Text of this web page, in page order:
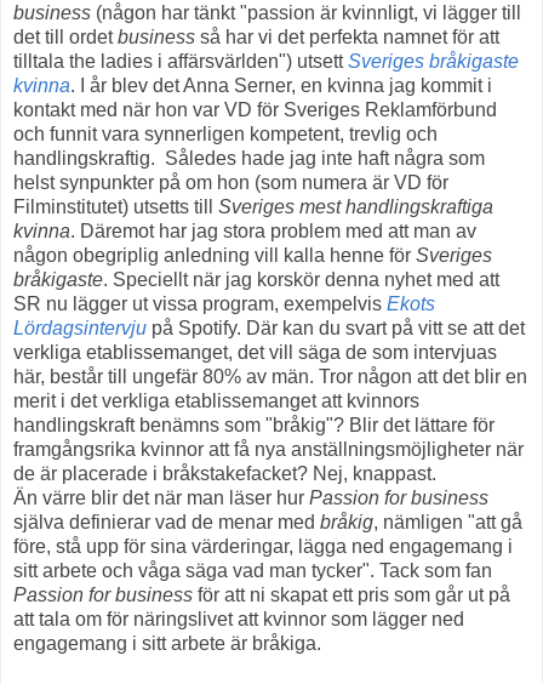
business (någon har tänkt "passion är kvinnligt, vi lägger till
det till ordetbusiness så har vi det perfekta namnet för att
tilltala the ladies i affärsvärlden") utsettSveriges bråkigaste
kvinna. I år blev det Anna Serner, en kvinna jag kommit i
kontakt med när hon var VD för Sveriges Reklamförbund
och funnit vara synnerligen kompetent, trevlig och
handlingskraftig. Således hade jag inte haft några som
helst synpunkter på om hon (som numera är VD för
Filminstitutet) utsetts till Sveriges mest handlingskraftiga
kvinna. Däremot har jag stora problem med att man av
någon obegriplig anledning vill kalla henne för Sveriges
bråkigaste. Speciellt när jag korskör denna nyhet med att
SR nu lägger ut vissa program, exempelvis Ekots
Lördagsintervju på Spotify. Där kan du svart på vitt se att det
verkliga etablissemanget, det vill säga de som intervjuas
här, består till ungefär 80% av män. Tror någon att det blir en
merit i det verkliga etablissemanget att kvinnors
handlingskraft benämns som "bråkig"? Blir det lättare för
framgångsrika kvinnor att få nya anställningsmöjligheter när
de är placerade i bråkstakefacket? Nej, knappast.
Än värre blir det när man läser hur Passion for business
själva definierar vad de menar med bråkig, nämligen "att gå
före, stå upp för sina värderingar, lägga ned engagemang i
sitt arbete och våga säga vad man tycker". Tack som fan
Passion for business för att ni skapat ett pris som går ut på
att tala om för näringslivet att kvinnor som lägger ned
engagemang i sitt arbete är bråkiga.